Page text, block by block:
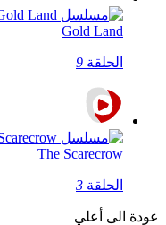
Gold Land
الحلقة 9
The Scarecrow
الحلقة 3
عودة الى أعلي